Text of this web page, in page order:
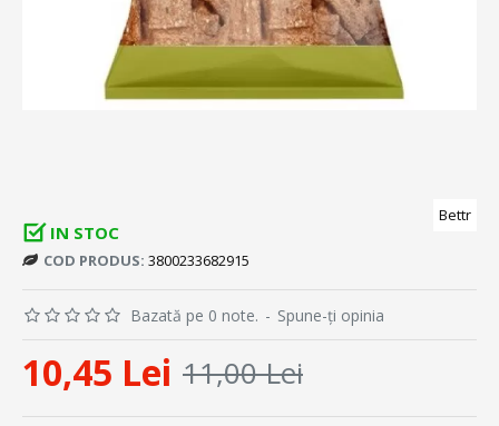
IN STOC
COD PRODUS: 3800233682915
Bettr
Bazată pe 0 note. - Spune-ţi opinia
10,45 Lei 11,00 Lei